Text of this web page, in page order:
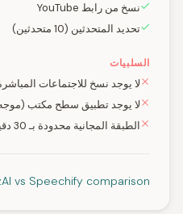
نسخ من رابط YouTube
تحديد المتحدثين (10 متحدثين)
السلبيات
لا يوجد نسخ للاجتماعات
لا يوجد تطبيق سطح مكتب (موجه
الطبقة المجانية محدودة بـ 30 دقيقة/شهر
vs Speechify comparison